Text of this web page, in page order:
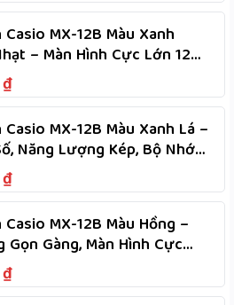
MX-12B Màu Xanh
– Màn Hình Cực Lớn 12
Lượng Kép
₫
MX-12B Màu Xanh Lá –
Năng Lượng Kép, Bộ Nhớ
Nhanh
₫
MX-12B Màu Hồng –
Gọn Gàng, Màn Hình Cực
Dẻo, Tính Nhanh
₫